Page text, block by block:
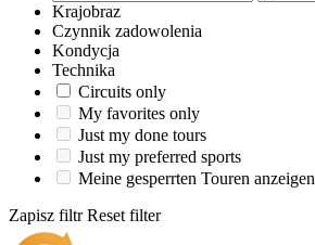
Krajobraz
Czynnik zadowolenia
Kondycja
Technika
Circuits only
My favorites only
Just my done tours
Just my preferred sports
Meine gesperrten Touren anzeigen
Zapisz filtr Reset filter